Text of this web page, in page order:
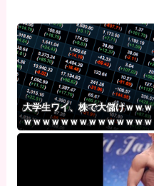
大学生ワイ、株で大儲けｗｗｗ
ｗｗｗｗｗｗｗｗｗｗｗｗｗｗ
ｗｗｗｗｗｗ